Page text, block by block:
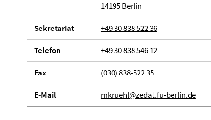
14195 Berlin
Sekretariat +49 30 838 522 36
Telefon +49 30 838 546 12
Fax (030) 838-522 35
E-Mail mkruehl@zedat.fu-berlin.de